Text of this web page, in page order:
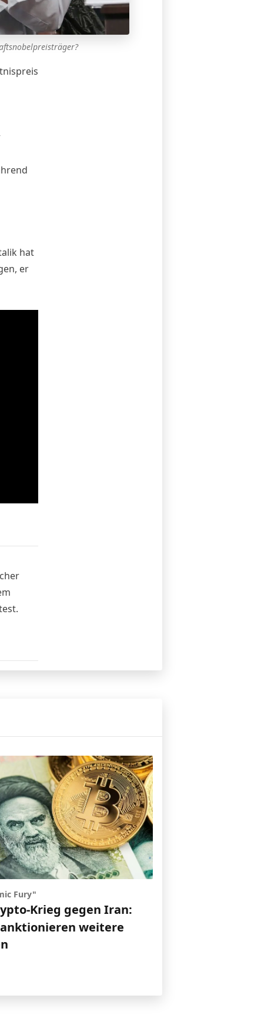
hat
er
Fury"
Krieg gegen Iran:
weitere